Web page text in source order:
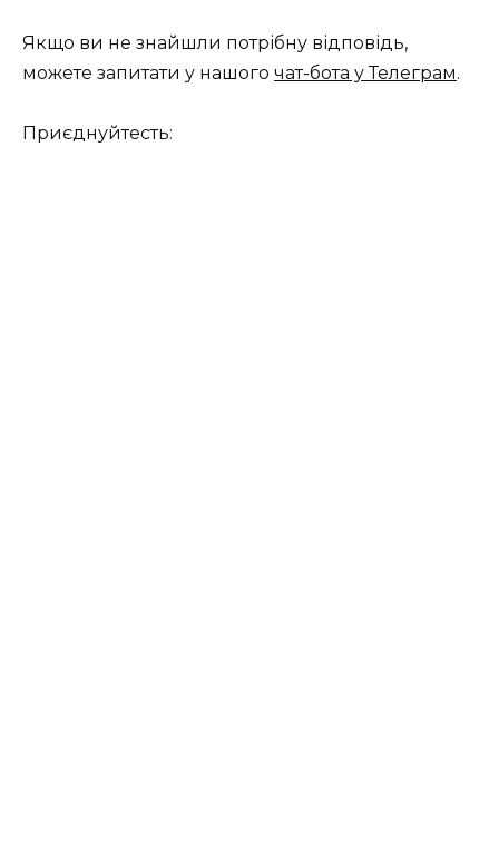
Якщо ви не знайшли потрібну відповідь,
можете запитати у нашого чат-бота у Телеграм.
Приєднуйтесть: